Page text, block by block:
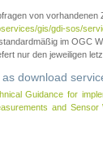
von vorhandenen
gis/gdi-sos/
im OGC
nur den jeweiligen
download
Guidance for
and Sensor